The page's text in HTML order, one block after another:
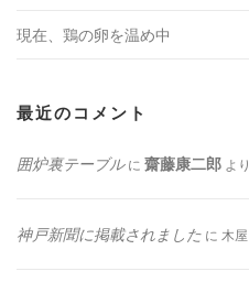
現在、鶏の卵を温め中
最近のコメント
囲炉裏テーブルに 齋藤康二郎 より
神戸新聞に掲載されました に 木屋